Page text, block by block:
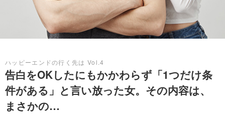
ハッピーエンドの行く先は Vol.4
告白をOKしたにもかかわらず「1つだけ条
件がある」と言い放った女。その内容は、
まさかの…